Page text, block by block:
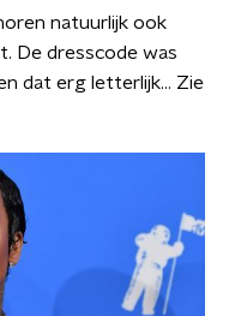
natuurlijk ook
De dresscode was
dat erg letterlijk... Zie